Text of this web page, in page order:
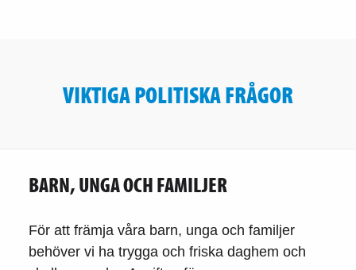
VIKTIGA POLITISKA FRÅGOR
BARN, UNGA OCH FAMILJER
För att främja våra barn, unga och familjer
behöver vi ha trygga och friska daghem och